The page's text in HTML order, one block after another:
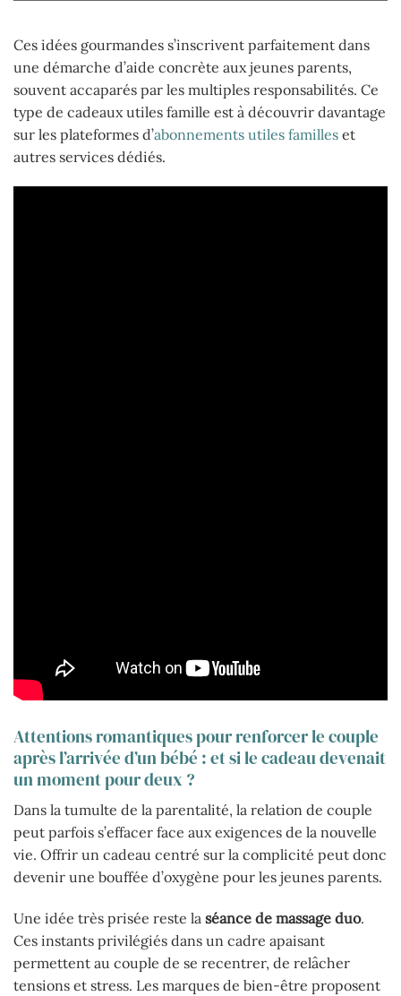
Ces idées gourmandes s’inscrivent parfaitement dans
une démarche d’aide concrète aux jeunes parents,
souvent accaparés par les multiples responsabilités. Ce
type de cadeaux utiles famille est à découvrir davantage
sur les plateformes d’abonnements utiles familles et
autres services dédiés.
Attentions romantiques pour renforcer le couple
après l’arrivée d’un bébé : et si le cadeau devenait
un moment pour deux ?
Dans la tumulte de la parentalité, la relation de couple
peut parfois s’effacer face aux exigences de la nouvelle
vie. Offrir un cadeau centré sur la complicité peut donc
devenir une bouffée d’oxygène pour les jeunes parents.
Une idée très prisée reste la séance de massage duo.
Ces instants privilégiés dans un cadre apaisant
permettent au couple de se recentrer, de relâcher
tensions et stress. Les marques de bien-être proposent